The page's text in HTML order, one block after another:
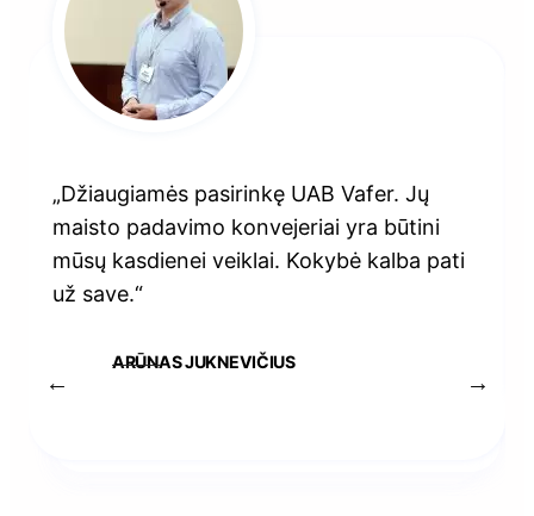
„Džiaugiamės pasirinkę UAB Vafer. Jų
maisto padavimo konvejeriai yra būtini
mūsų kasdienei veiklai. Kokybė kalba pati
už save.“
ARŪNAS JUKNEVIČIUS